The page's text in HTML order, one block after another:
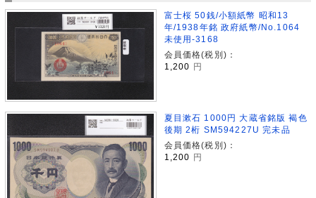
富士桜 50銭/小額紙幣 昭和13
年/1938年銘 政府紙幣/No.1064
未使用-3168
会員価格(税別)：
1,200
円
夏目漱石 1000円 大蔵省銘版 褐色
後期 2桁 SM594227U 完未品
会員価格(税別)：
1,200 円